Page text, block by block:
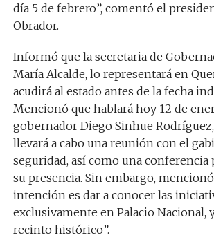
día 5 de febrero”, comentó el
Obrador.
Informó que la secretaria de
María Alcalde, lo representará en
acudirá al estado antes de la fecha
Mencionó que hablará hoy 12 de
gobernador Diego Sinhue Rodríguez,
llevará a cabo una reunión con el
seguridad, así como una conferencia
su presencia. Sin embargo,
intención es dar a conocer las
exclusivamente en Palacio Nacional,
recinto histórico”.